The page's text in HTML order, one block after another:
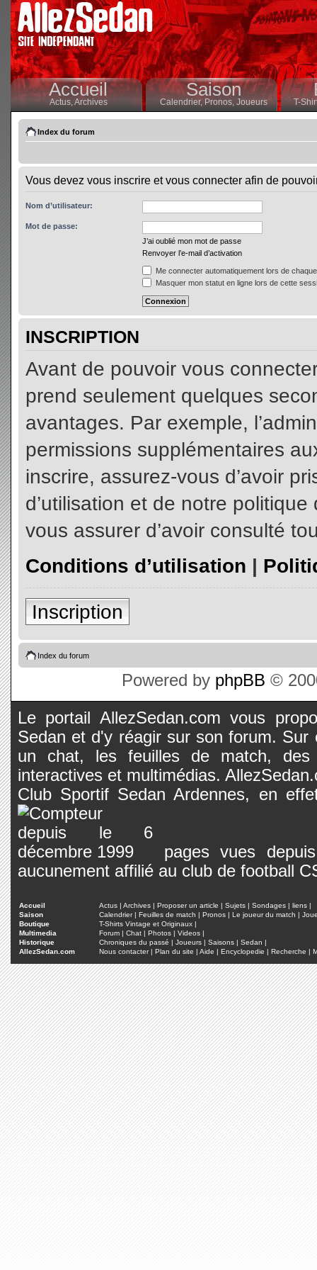
Accueil
Actus,Archives
Saison
Calendrier,Pronos, Joueurs T-
Index du forum
Vous devez vous inscrire et vous connecter afin de
Nom d’utilisateur:
Mot de passe:
J’ai oublié mon mot de passe
Renvoyer l’e-mail d’activation
Me connecter automatiquement lors de
Masquer mon statut en ligne lors de cette
INSCRIPTION
Avant de pouvoir vous
prend seulement quelques
avantages. Par exemple,
permissions supplémentaires
inscrire, assurez-vous d’avoir
d’utilisation et de notre
vous assurer d’avoir consulté
Conditions d’utilisation |
Inscription
Index du forum
Powered by phpBB ©
Le portail AllezSedan.com vous
Sedan et d'y réagir sur son forum.
un chat, les feuilles de match, des
interactives et multimédias.
Club Sportif Sedan Ardennes, en
pages vues
aucunement affilié au club de football
Accueil Actus | Archives | Proposer un article | Sujets | Sondages | liens |
Saison
Calendrier| Feuilles de match | Pronos | Le joueur du match |
Boutique
T-Shirts Vintage et Originaux |
Multimedia
Forum | Chat | Photos | Videos |
Historique
Chroniques du passé | Joueurs | Saisons | Sedan |
AllezSedan.com
Nous contacter| Plan du site | Aide | Encyclopedie | Recherche |